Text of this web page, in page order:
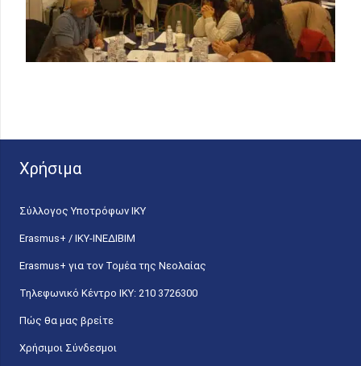
Χρήσιμα
Σύλλογος Υποτρόφων ΙΚΥ
Erasmus+ / ΙΚΥ-ΙΝΕΔΙΒΙΜ
Erasmus+ για τον Τομέα της Νεολαίας
Τηλεφωνικό Κέντρο IKY: 210 3726300
Πώς θα μας βρείτε
Χρήσιμοι Σύνδεσμοι